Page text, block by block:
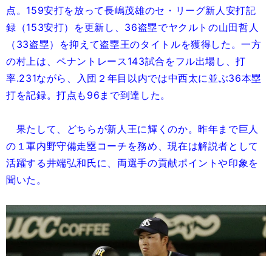
点。159安打を放って長嶋茂雄のセ・リーグ新人安打記
録（153安打）を更新し、36盗塁でヤクルトの山田哲人
（33盗塁）を抑えて盗塁王のタイトルを獲得した。一方
の村上は、ペナントレース143試合をフル出場し、打
率.231ながら、入団２年目以内では中西太に並ぶ36本塁
打を記録。打点も96まで到達した。
果たして、どちらが新人王に輝くのか。昨年まで巨人
の１軍内野守備走塁コーチを務め、現在は解説者として
活躍する井端弘和氏に、両選手の貢献ポイントや印象を
聞いた。